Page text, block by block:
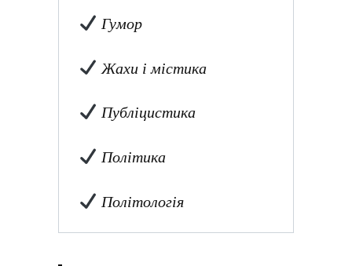
Гумор
Жахи і містика
Публіцистика
Політика
Політологія